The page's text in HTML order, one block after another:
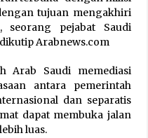
Haji 2026, 15.349
Banten Gandeng Politisi PKB
Optimalisasi Pajak Daerah di
tujuan mengakhiri
seorang pejabat Saudi
Arabnews.com
Arab Saudi memediasi
antara pemerintah
dan separatis
dapat membuka jalan
luas.